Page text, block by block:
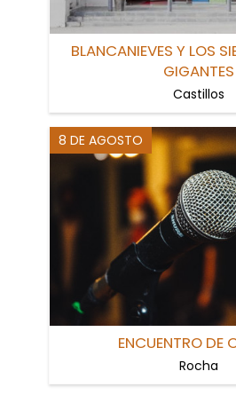
BLANCANIEVES Y LOS
GIGANTES
Castillos
8 DE AGOSTO
ENCUENTRO DE
Rocha